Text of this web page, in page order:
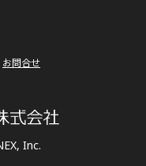
Inc.
お問合せ